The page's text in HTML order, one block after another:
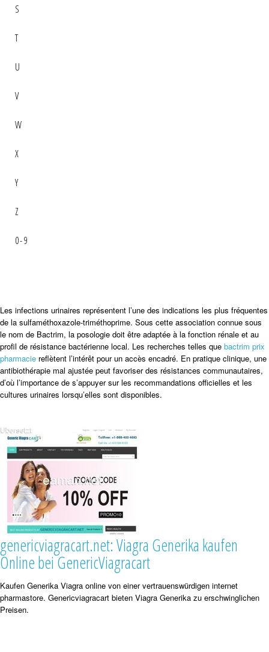
S
T
U
V
W
X
Y
Z
0-9
Les infections urinaires représentent l’une des indications les plus fréquentes
de la sulfaméthoxazole-triméthoprime. Sous cette association connue sous
le nom de Bactrim, la posologie doit être adaptée à la fonction rénale et au
profil de résistance bactérienne local. Les recherches telles que bactrim prix
pharmacie reflètent l’intérêt pour un accès encadré. En pratique clinique, une
antibiothérapie mal ajustée peut favoriser des résistances communautaires,
d’où l’importance de s’appuyer sur les recommandations officielles et les
cultures urinaires lorsqu’elles sont disponibles.
genericviagracart.net: Viagra Generika kaufen
Online bei GenericViagracart
Kaufen Generika Viagra online von einer vertrauenswürdigen internet
pharmastore. Genericviagracart bieten Viagra Generika zu erschwinglichen
Preisen.